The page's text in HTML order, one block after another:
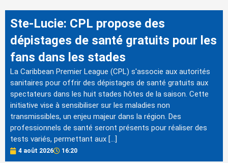
Ste-Lucie: CPL propose des
dépistages de santé gratuits pour les
fans dans les stades
La Caribbean Premier League (CPL) s'associe aux autorités
sanitaires pour offrir des dépistages de santé gratuits aux
spectateurs dans les huit stades hôtes de la saison. Cette
initiative vise à sensibiliser sur les maladies non
transmissibles, un enjeu majeur dans la région. Des
professionnels de santé seront présents pour réaliser des
tests variés, permettant aux […]
4 août 2026 16:20